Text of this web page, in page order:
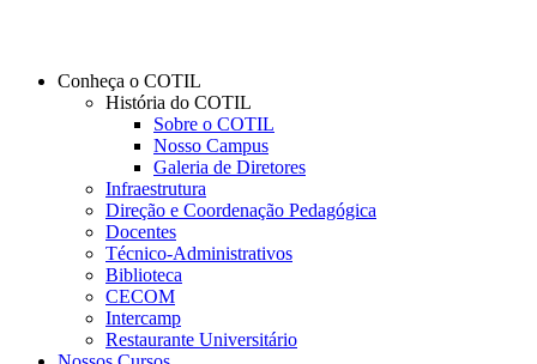
Conheça o COTIL
História do COTIL
Sobre o COTIL
Nosso Campus
Galeria de Diretores
Infraestrutura
Direção e Coordenação Pedagógica
Docentes
Técnico-Administrativos
Biblioteca
CECOM
Intercamp
Restaurante Universitário